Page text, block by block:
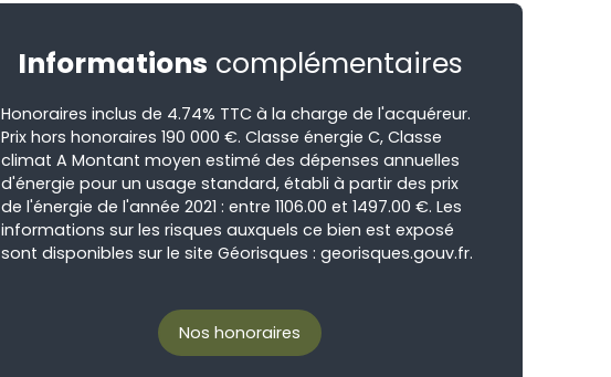
Informations complémentaires
Honoraires inclus de 4.74% TTC à la charge de l'acquéreur.
Prix hors honoraires 190 000 €. Classe énergie C, Classe
climat A Montant moyen estimé des dépenses annuelles
d'énergie pour un usage standard, établi à partir des prix
de l'énergie de l'année 2021 : entre 1106.00 et 1497.00 €. Les
informations sur les risques auxquels ce bien est exposé
sont disponibles sur le site Géorisques : georisques.gouv.fr.
Nos honoraires